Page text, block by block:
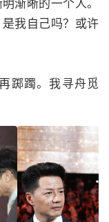
渐晰的一个人。
我自己吗？或许
踯躅。我寻舟觅